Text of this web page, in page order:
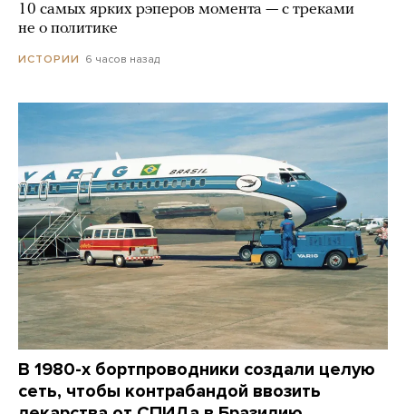
10 самых ярких рэперов момента — с треками
не о политике
ИСТОРИИ 6 часов назад
В 1980-х бортпроводники создали целую
сеть, чтобы контрабандой ввозить